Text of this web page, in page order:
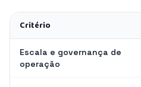
Critério
Escala e governança de
operação